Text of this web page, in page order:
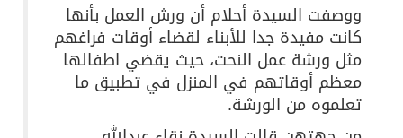
ووصفت السيدة أحلام أن ورش العمل بأنها
كانت مفيدة جدا للأبناء لقضاء أوقات فراغهم
مثل ورشة عمل النحت، حيث يقضي اطفالها
معظم أوقاتهم في المنزل في تطبيق ما
تعلموه من الورشة.